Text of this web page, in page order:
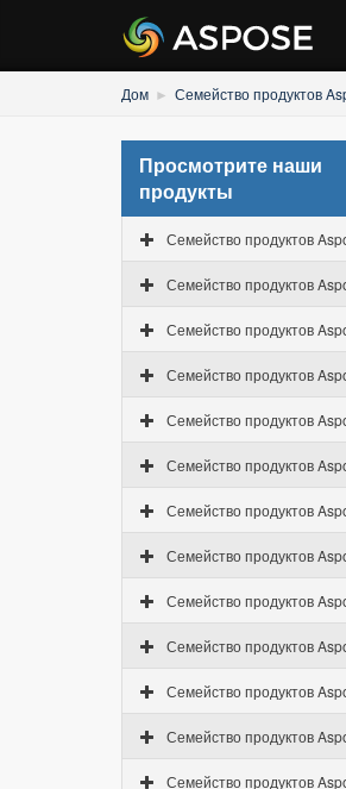
Дом Семейство продуктов
Просмотрите наши
продукты
Семейство продуктов
Семейство продуктов
Семейство продуктов
Семейство продуктов
Семейство продуктов
Семейство продуктов
Семейство продуктов
Семейство продуктов
Семейство продуктов
Семейство продуктов
Семейство продуктов
Семейство продуктов
Семейство продуктов